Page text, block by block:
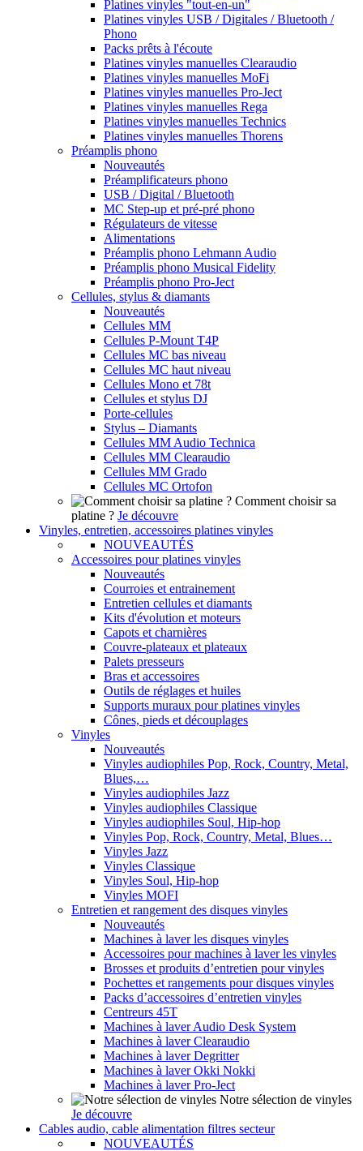
Platines vinyles "tout-en-un"
Platines vinyles USB / Digitales / Bluetooth /
Phono
Packs prêts à l'écoute
Platines vinyles manuelles Clearaudio
Platines vinyles manuelles MoFi
Platines vinyles manuelles Pro-Ject
Platines vinyles manuelles Rega
Platines vinyles manuelles Technics
Platines vinyles manuelles Thorens
Préamplis phono
Nouveautés
Préamplificateurs phono
USB / Digital / Bluetooth
MC Step-up et pré-pré phono
Régulateurs de vitesse
Alimentations
Préamplis phono Lehmann Audio
Préamplis phono Musical Fidelity
Préamplis phono Pro-Ject
Cellules, stylus & diamants
Nouveautés
Cellules MM
Cellules P-Mount T4P
Cellules MC bas niveau
Cellules MC haut niveau
Cellules Mono et 78t
Cellules et stylus DJ
Porte-cellules
Stylus – Diamants
Cellules MM Audio Technica
Cellules MM Clearaudio
Cellules MM Grado
Cellules MC Ortofon
Comment choisir sa
platine ? Je découvre
Vinyles, entretien, accessoires platines vinyles
NOUVEAUTÉS
Accessoires pour platines vinyles
Nouveautés
Courroies et entrainement
Entretien cellules et diamants
Kits d'évolution et moteurs
Capots et charnières
Couvre-plateaux et plateaux
Palets presseurs
Bras et accessoires
Outils de réglages et huiles
Supports muraux pour platines vinyles
Cônes, pieds et découplages
Vinyles
Nouveautés
Vinyles audiophiles Pop, Rock, Country, Metal,
Blues,…
Vinyles audiophiles Jazz
Vinyles audiophiles Classique
Vinyles audiophiles Soul, Hip-hop
Vinyles Pop, Rock, Country, Metal, Blues…
Vinyles Jazz
Vinyles Classique
Vinyles Soul, Hip-hop
Vinyles MOFI
Entretien et rangement des disques vinyles
Nouveautés
Machines à laver les disques vinyles
Accessoires pour machines à laver les vinyles
Brosses et produits d’entretien pour vinyles
Pochettes et rangements pour disques vinyles
Packs d’accessoires d’entretien vinyles
Centreurs 45T
Machines à laver Audio Desk System
Machines à laver Clearaudio
Machines à laver Degritter
Machines à laver Okki Nokki
Machines à laver Pro-Ject
Notre sélection de vinyles
Je découvre
Cables audio, cable alimentation filtres secteur
NOUVEAUTÉS